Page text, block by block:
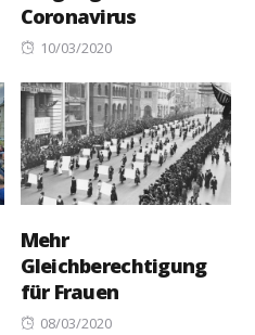
Coronavirus
Posted
10/03/2020
Mehr
Gleichberechtigung
für Frauen
Posted
08/03/2020